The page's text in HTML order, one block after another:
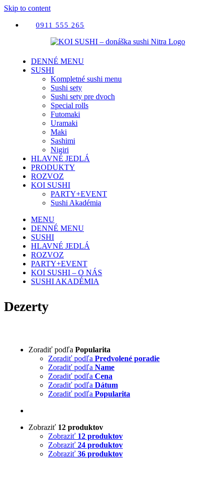
Skip to content
0911 555 265
DENNÉ MENU
SUSHI
Kompletné sushi menu
Sushi sety
Sushi sety pre dvoch
Special rolls
Futomaki
Uramaki
Maki
Sashimi
Nigiri
HLAVNÉ JEDLÁ
PRODUKTY
ROZVOZ
KOI SUSHI
PARTY+EVENT
Sushi Akadémia
MENU
DENNÉ MENU
SUSHI
HLAVNÉ JEDLÁ
ROZVOZ
PARTY+EVENT
KOI SUSHI – O NÁS
SUSHI AKADÉMIA
Dezerty
Zoradiť podľa Popularita
Zoradiť podľa Predvolené poradie
Zoradiť podľa Name
Zoradiť podľa Cena
Zoradiť podľa Dátum
Zoradiť podľa Popularita
Zobraziť 12 produktov
Zobraziť 12 produktov
Zobraziť 24 produktov
Zobraziť 36 produktov